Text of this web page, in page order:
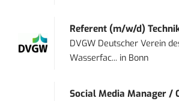
Referent (m/w/d)
DVGW Deutscher Verein
Wasserfac... in Bonn
Social Media Manager /